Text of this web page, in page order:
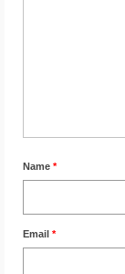
Name *
Email *